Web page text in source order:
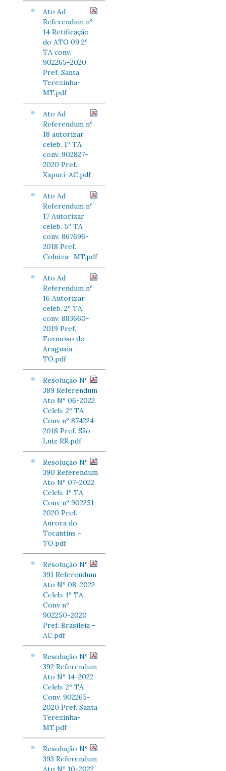
Ato Ad
Referendum nº
14 Retificação
do ATO 09 2º
TA conv.
902265-2020
Pref. Santa
Terezinha-
MT.pdf
Ato Ad
Referendum nº
18 autorizar
celeb. 1º TA
conv. 902827-
2020 Pref.
Xapuri-AC.pdf
Ato Ad
Referendum nº
17 Autorizar
celeb. 5º TA
conv. 867696-
2018 Pref.
Colniza- MT.pdf
Ato Ad
Referendum nº
16 Autorizar
celeb. 2º TA
conv. 883660-
2019 Pref,
Formoso do
Araguaia -
TO.pdf
Resolução Nº
389 Referendum
Ato Nº 06-2022
Celeb. 2º TA
Conv nº 874224-
2018 Pref. São
Luiz RR.pdf
Resolução Nº
390 Referendum
Ato Nº 07-2022
Celeb. 1º TA
Conv nº 902251-
2020 Pref.
Aurora do
Tocantins -
TO.pdf
Resolução Nº
391 Referendum
Ato Nº 08-2022
Celeb. 1º TA
Conv nº
902250-2020
Pref. Brasileia -
AC.pdf
Resolução Nº
392 Referendum
Ato Nº 14-2022
Celeb. 2º TA
Conv. 902265-
2020 Pref. Santa
Terezinha-
MT.pdf
Resolução Nº
393 Referendum
Ato Nº 10-2022